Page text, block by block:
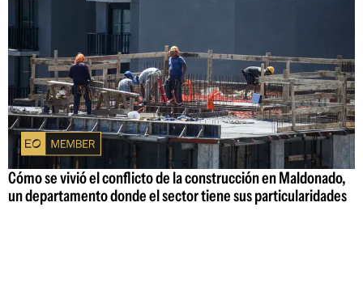
Cómo se vivió el conflicto de la construcción en Maldonado,
un departamento donde el sector tiene sus particularidades